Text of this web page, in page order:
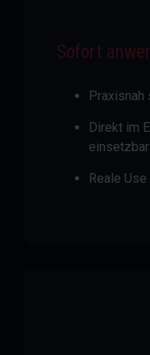
Sofort
Direkt im
einsetzbar
Reale